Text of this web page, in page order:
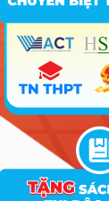
7220204